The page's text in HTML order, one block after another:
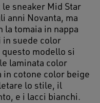
sneaker Mid Star
anni Novanta, ma
la tomaia in nappa
in suede color
modello si
laminata color
in cotone color beige
lo stile, il
e i lacci bianchi.